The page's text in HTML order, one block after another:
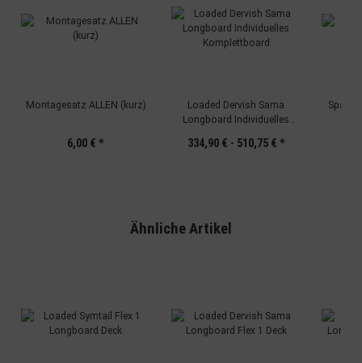
Montagesatz ALLEN (kurz)
6,00 € *
Loaded Dervish Sama
Longboard Individuelles
334,90 € - 510,75 € *
Spacer
Ähnliche Artikel